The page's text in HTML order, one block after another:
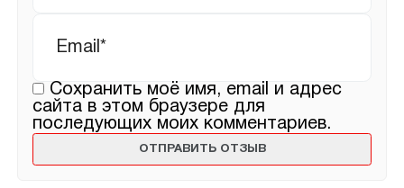
Сохранить моё имя, email и адрес
сайта в этом браузере для
последующих моих комментариев.